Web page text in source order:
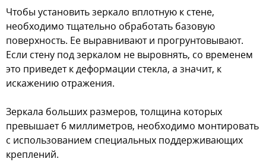
Чтобы установить зеркало вплотную к стене,
необходимо тщательно обработать базовую
поверхность. Ее выравнивают и прогрунтовывают.
Если стену под зеркалом не выровнять, со временем
это приведет к деформации стекла, а значит, к
искажению отражения.
Зеркала больших размеров, толщина которых
превышает 6 миллиметров, необходимо монтировать
с использованием специальных поддерживающих
креплений.